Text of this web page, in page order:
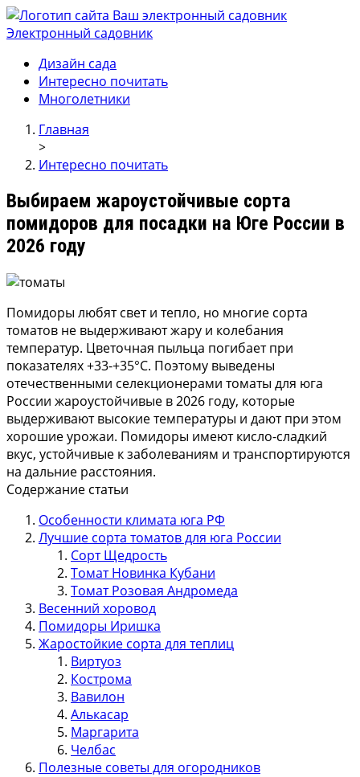
Электронный садовник
Ваш электронный садовник
Онлайн журнал для садовод и огродников.
Дизайн сада
Интересно почитать
Многолетники
Главная
>
Интересно почитать
Выбираем жароустойчивые сорта
помидоров для посадки на Юге России в
2026 году
Помидоры любят свет и тепло, но многие сорта
томатов не выдерживают жару и колебания
температур. Цветочная пыльца погибает при
показателях +33-+35°С. Поэтому выведены
отечественными селекционерами томаты для юга
России жароустойчивые в 2026 году, которые
выдерживают высокие температуры и дают при этом
хорошие урожаи. Помидоры имеют кисло-сладкий
вкус, устойчивые к заболеваниям и транспортируются
на дальние расстояния.
Содержание статьи
Особенности климата юга РФ
Лучшие сорта томатов для юга России
Сорт Щедрость
Томат Новинка Кубани
Томат Розовая Андромеда
Весенний хоровод
Помидоры Иришка
Жаростойкие сорта для теплиц
Виртуоз
Кострома
Вавилон
Алькасар
Маргарита
Челбас
Полезные советы для огородников